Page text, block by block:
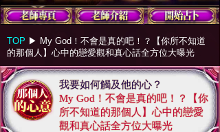
TOP ▶︎ My God！不會是真的吧！？【你所不知道
的那個人】心中的戀愛觀和真心話全方位大曝光
我要如何觸及他的心？
My God！不會是真的吧！？【你
所不知道的那個人】心中的戀愛
觀和真心話全方位大曝光